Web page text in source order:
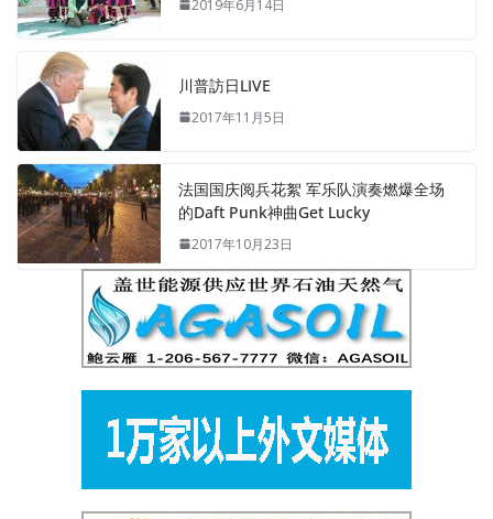
2019年6月14日
川普訪日LIVE
2017年11月5日
法国国庆阅兵花絮 军乐队演奏燃爆全场
的Daft Punk神曲Get Lucky
2017年10月23日